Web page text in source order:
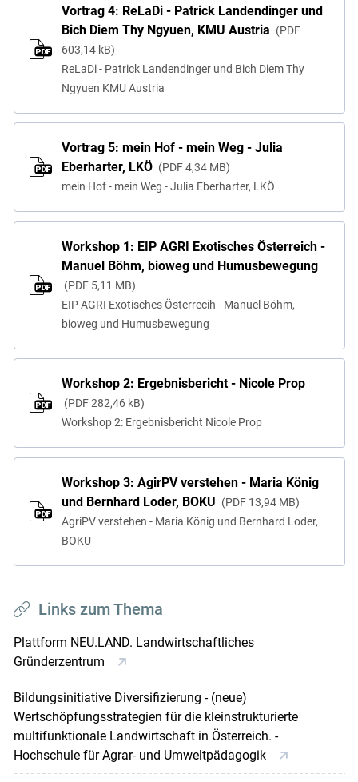
Vortrag 4: ReLaDi - Patrick Landendinger und
Bich Diem Thy Ngyuen, KMU Austria
PDF
603,14 kB
ReLaDi - Patrick Landendinger und Bich Diem Thy
Ngyuen KMU Austria
Vortrag 5: mein Hof - mein Weg - Julia
Eberharter, LKÖ
PDF 4,34 MB
mein Hof - mein Weg - Julia Eberharter, LKÖ
Workshop 1: EIP AGRI Exotisches Österreich -
Manuel Böhm, bioweg und Humusbewegung
PDF 5,11 MB
EIP AGRI Exotisches Österrecih - Manuel Böhm,
bioweg und Humusbewegung
Workshop 2: Ergebnisbericht - Nicole Prop
PDF 282,46 kB
Workshop 2: Ergebnisbericht Nicole Prop
Workshop 3: AgirPV verstehen - Maria König
und Bernhard Loder, BOKU
PDF 13,94 MB
AgriPV verstehen - Maria König und Bernhard Loder,
BOKU
Links zum Thema
Plattform NEU.LAND. Landwirtschaftliches
Gründerzentrum
Bildungsinitiative Diversifizierung - (neue)
Wertschöpfungsstrategien für die kleinstrukturierte
multifunktionale Landwirtschaft in Österreich. -
Hochschule für Agrar- und Umweltpädagogik